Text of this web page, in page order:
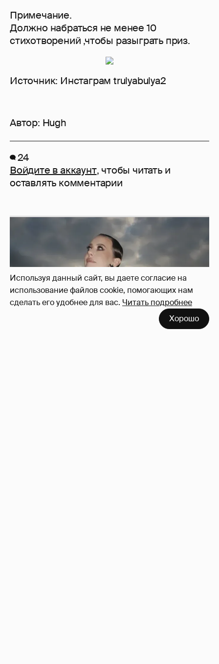
Используя данный сайт, вы даете согласие на
использование файлов cookie, помогающих нам
сделать его удобнее для вас. Читать подробнее
Хорошо
Примечание.
Должно набраться не менее 10
стихотворений ,чтобы разыграть приз.
Источник: Инстаграм trulyabulya2
Автор: Hugh
24
Войдите в аккаунт, чтобы читать и
оставлять комментарии